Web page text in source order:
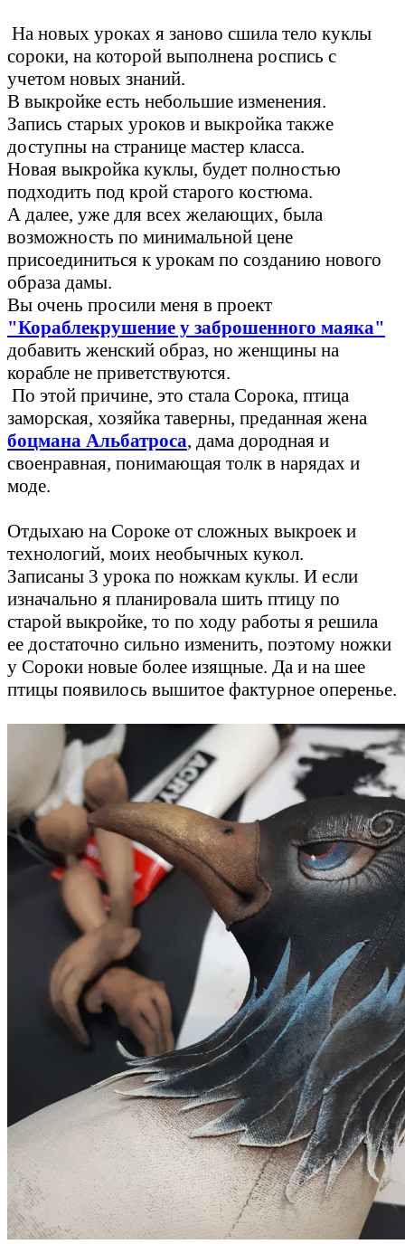
На новых уроках я заново сшила тело куклы
сороки, на которой выполнена роспись с
учетом новых знаний.
В выкройке есть небольшие изменения.
Запись старых уроков и выкройка также
доступны на странице мастер класса.
Новая выкройка куклы, будет полностью
подходить под крой старого костюма.
А далее, уже для всех желающих, была
возможность по минимальной цене
присоединиться к урокам по созданию нового
образа дамы.
Вы очень просили меня в проект
"Кораблекрушение у заброшенного маяка"
добавить женский образ, но женщины на
корабле не приветствуются.
По этой причине, это стала Сорока, птица
заморская, хозяйка таверны, преданная жена
боцмана Альбатроса, дама дородная и
своенравная, понимающая толк в нарядах и
моде.
Отдыхаю на Сороке от сложных выкроек и
технологий, моих необычных кукол.
Записаны 3 урока по ножкам куклы. И если
изначально я планировала шить птицу по
старой выкройке, то по ходу работы я решила
ее достаточно сильно изменить, поэтому ножки
у Сороки новые более изящные. Да и на шее
птицы появилось вышитое фактурное оперенье.